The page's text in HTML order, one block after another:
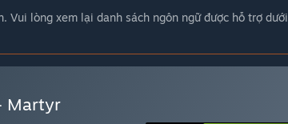
Vui lòng xem lại danh sách ngôn ngữ được hỗ trợ dưới
Martyr